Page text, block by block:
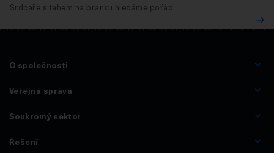
Srdcaře s tahem na branku hledáme pořád
O společnosti
Veřejná správa
Soukromý sektor
Řešení